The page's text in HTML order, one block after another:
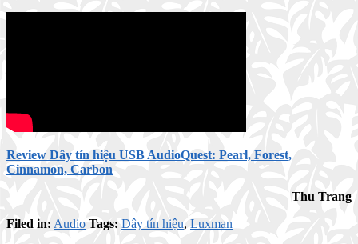
Review Dây tín hiệu USB AudioQuest: Pearl, Forest,
Cinnamon, Carbon
Thu Trang
Filed in: Audio Tags: Dây tín hiệu, Luxman